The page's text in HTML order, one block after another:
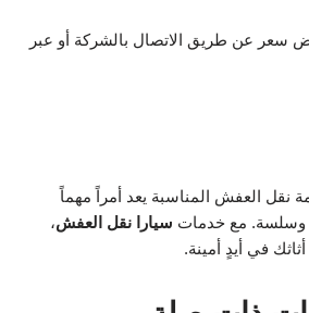
عن طريق الاتصال بالشركة أو عبر
نقل العفش المناسبة يعد أمراً مهماً
وسلسة. مع خدمات سيارا نقل العفش،
في أيدٍ أمينة.